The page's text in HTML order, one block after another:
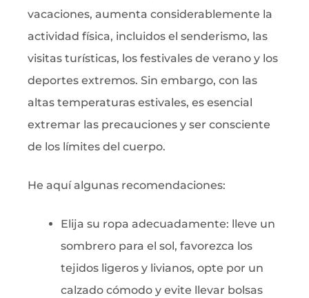
vacaciones, aumenta considerablemente la
actividad física, incluidos el senderismo, las
visitas turísticas, los festivales de verano y los
deportes extremos. Sin embargo, con las
altas temperaturas estivales, es esencial
extremar las precauciones y ser consciente
de los límites del cuerpo.
He aquí algunas recomendaciones:
Elija su ropa adecuadamente: lleve un
sombrero para el sol, favorezca los
tejidos ligeros y livianos, opte por un
calzado cómodo y evite llevar bolsas